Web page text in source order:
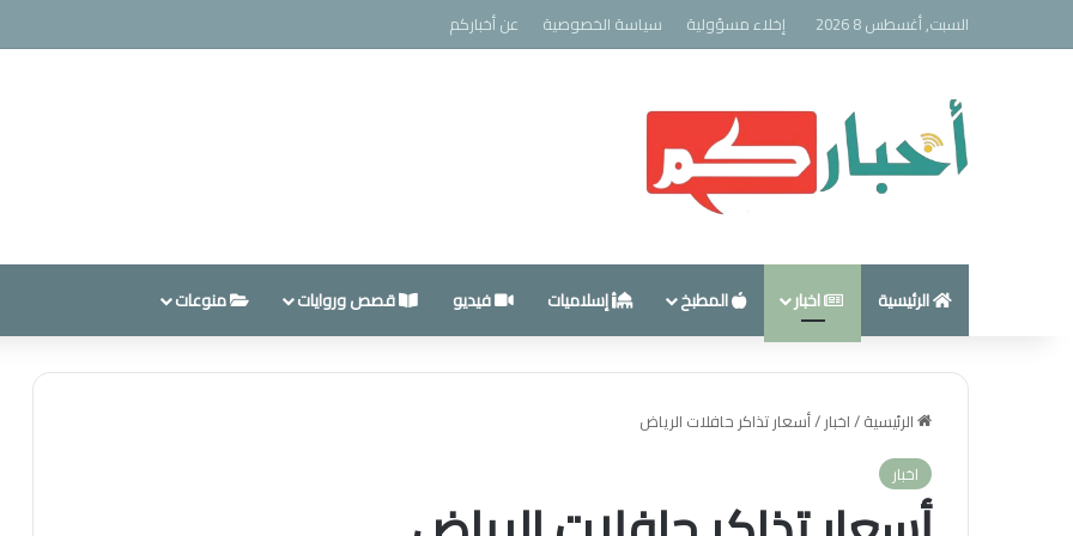
السبت, أغسطس 8 2026 إخلاء مسؤولية سياسة الخصوصية عن أخباركم
الرئيسية اخبار المطبخ إسلاميات فيديو قصص وروايات منوعات
الرئيسية/اخبار/أسعار تذاكر حافلات الرياض
اخبار